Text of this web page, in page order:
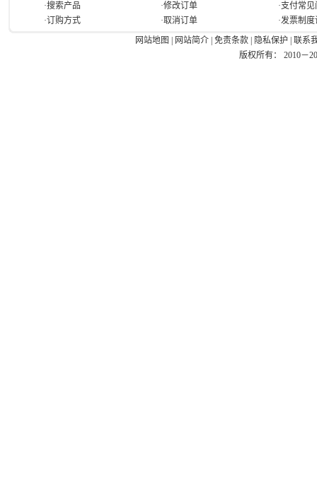
·搜索产品
·订购方式
·修改订单
·取消订单
·支付常
·发票制
网站地图
网站简介 免责条款 隐私保护
联系
版权所有： 2010－